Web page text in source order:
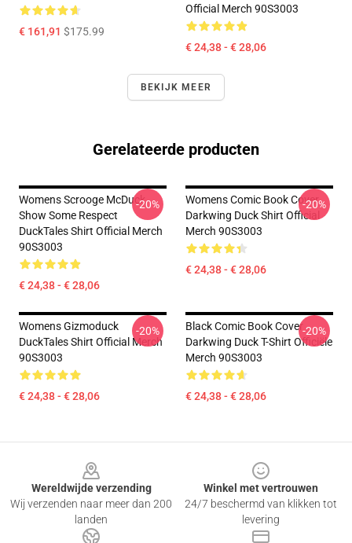
€ 161,91 $175.99
Official Merch 90S3003
€ 24,38 - € 28,06
BEKIJK MEER
Gerelateerde producten
Womens Scrooge McDuck
Show Some Respect
DuckTales Shirt Official Merch
90S3003
€ 24,38 - € 28,06
-20%
Womens Comic Book Cover
Darkwing Duck Shirt Official
Merch 90S3003
€ 24,38 - € 28,06
-20%
Womens Gizmoduck
DuckTales Shirt Official Merch
90S3003
€ 24,38 - € 28,06
-20%
Black Comic Book Cover
Darkwing Duck T-Shirt Officiële
Merch 90S3003
€ 24,38 - € 28,06
-20%
Wereldwijde verzending
Wij verzenden naar meer dan 200
landen
Winkel met vertrouwen
24/7 beschermd van klikken tot
levering